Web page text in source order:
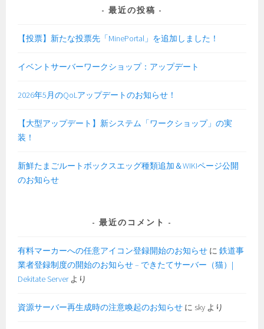
最近の投稿
【投票】新たな投票先「MinePortal」を追加しました！
イベントサーバーワークショップ：アップデート
2026年5月のQoLアップデートのお知らせ！
【大型アップデート】新システム「ワークショップ」の実
装！
新鮮たまごルートボックスエッグ種類追加＆WIKIページ公開
のお知らせ
最近のコメント
有料マーカーへの任意アイコン登録開始のお知らせ に鉄道事
業者登録制度の開始のお知らせ – できたてサーバー（猫）|
Dekitate Serverより
資源サーバー再生成時の注意喚起のお知らせ に sky より